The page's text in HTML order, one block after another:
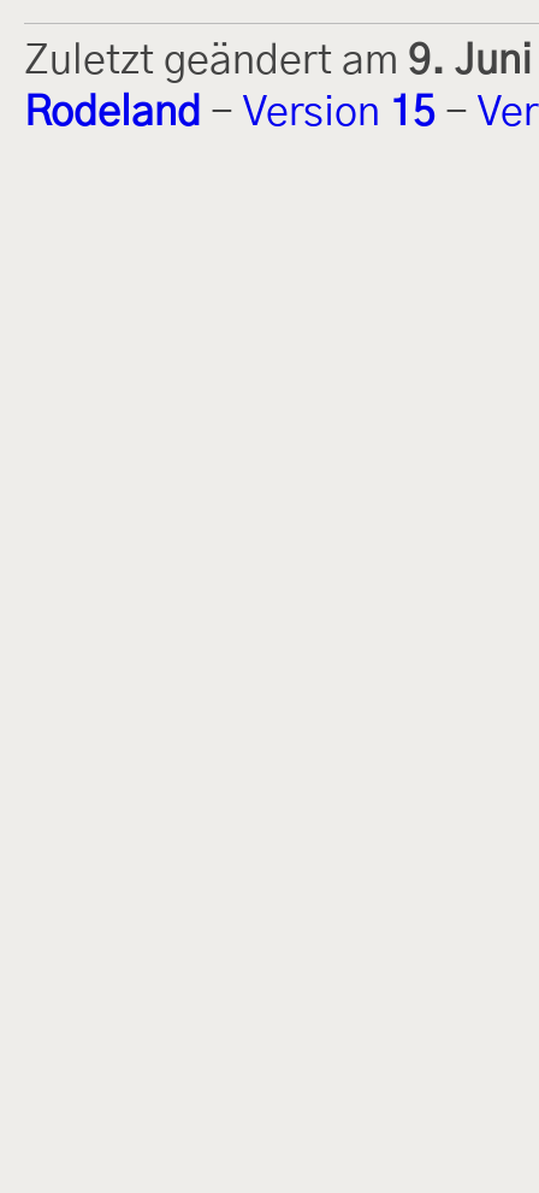
Zuletzt geändert am 9.
Rodeland - Version 15 -